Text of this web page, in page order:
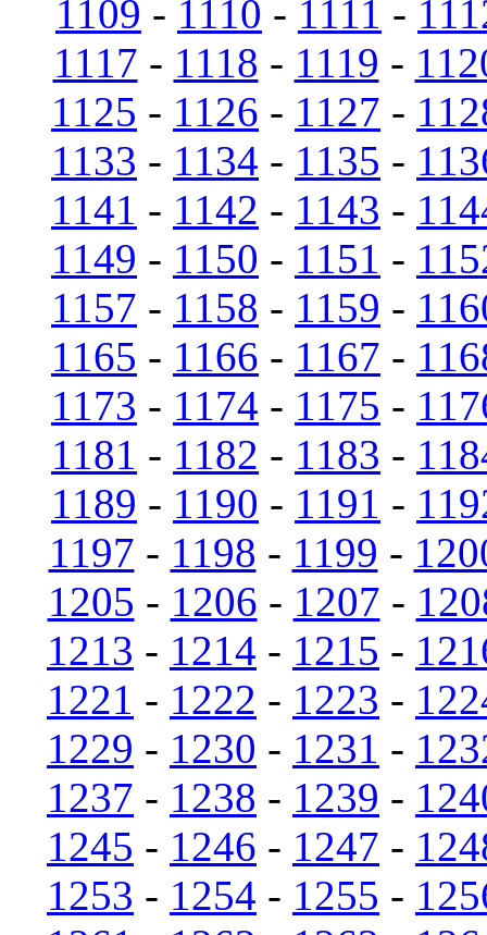
1109 - 1110 - 1111 -
1117 - 1118 - 1119 -
1125 - 1126 - 1127 -
1133 - 1134 - 1135 -
1141 - 1142 - 1143 -
1149 - 1150 - 1151 -
1157 - 1158 - 1159 -
1165 - 1166 - 1167 -
1173 - 1174 - 1175 -
1181 - 1182 - 1183 -
1189 - 1190 - 1191 -
1197 - 1198 - 1199 -
1205 - 1206 - 1207 -
1213 - 1214 - 1215 -
1221 - 1222 - 1223 -
1229 - 1230 - 1231 -
1237 - 1238 - 1239 -
1245 - 1246 - 1247 -
1253 - 1254 - 1255 -